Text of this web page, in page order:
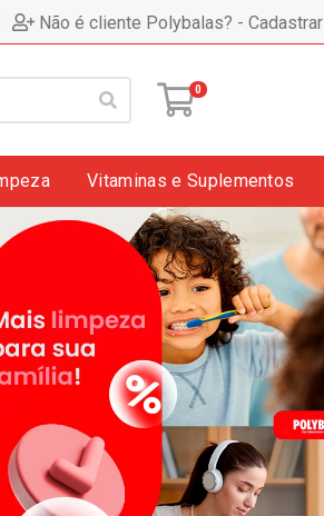
Não é cliente Polybalas? - Cadastrar
0
Vitaminas e Suplementos